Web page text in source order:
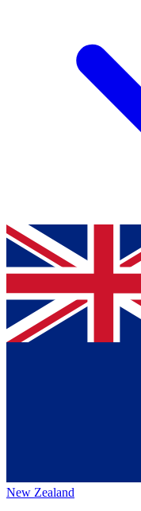
New Zealand